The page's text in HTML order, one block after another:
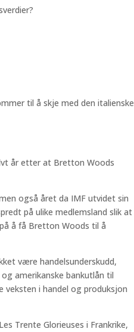
til å skje med den italienske
år etter at Bretton Woods
også året da IMF utvidet sin
på ulike medlemsland slik at
å få Bretton Woods til å
være handelsunderskudd,
amerikanske bankutlån til
veksten i handel og produksjon
Trente Glorieuses i Frankrike,